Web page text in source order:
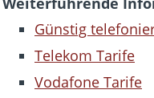
Günstig
Telekom Tarife
Vodafone Tarife